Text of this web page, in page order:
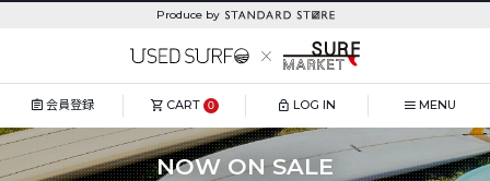
Produce by
会員登録 CART 0 LOG IN MENU
NOW ON SALE